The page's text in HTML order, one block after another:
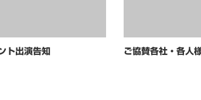
ト出演告知 ご協賛各社・各人